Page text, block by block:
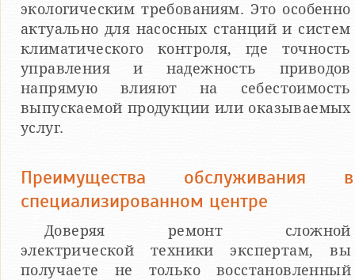
экологическим требованиям. Это особенно
актуально для насосных станций и систем
климатического контроля, где точность
управления и надежность приводов
напрямую влияют на себестоимость
выпускаемой продукции или оказываемых
услуг.
Преимущества обслуживания в
специализированном центре
Доверяя ремонт сложной
электрической техники экспертам, вы
получаете не только восстановленный